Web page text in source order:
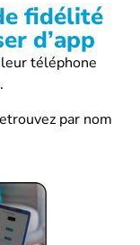
fidélité
d’app
téléphone
par nom